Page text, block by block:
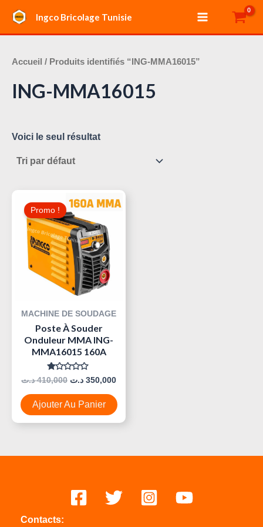
contenu
Ingco Bricolage Tunisie
Main
Menu
Accueil / Produits identifiés “ING-MMA16015”
ING-MMA16015
Voici le seul résultat
Promo !
MACHINE DE SOUDAGE
Poste À Souder
Onduleur MMA ING-
MMA16015 160A
Note
0
Sur
5
410,000 د.ت
Prix
Initial
Était :
350,000 د.ت
Le
Prix
Ajouter Au Panier
Contacts: